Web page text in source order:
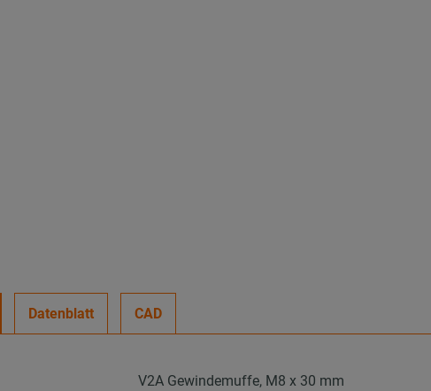
Datenblatt CAD
V2A Gewindemuffe, M8 x 30 mm